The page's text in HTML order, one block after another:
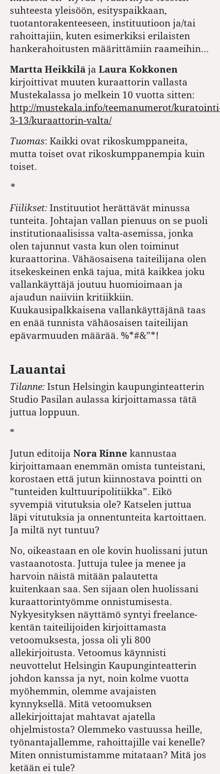
suhteesta yleisöön, esityspaikkaan,
tuotantorakenteeseen, instituutioon ja/tai
rahoittajiin, kuten esimerkiksi erilaisten
hankerahoitusten määrittämiin raameihin…
Martta Heikkilä ja Laura Kokkonen
kirjoittivat muuten kuraattorin vallasta
Mustekalassa jo melkein 10 vuotta sitten:
http://mustekala.info/teemanumerot/
3-13/kuraattorin-valta/
Tuomas: Kaikki ovat rikoskumppaneita,
mutta toiset ovat rikoskumppanempia kuin
toiset.
*
Fiilikset: Instituutiot herättävät minussa
tunteita. Johtajan vallan pienuus on se puoli
institutionaalisissa valta-asemissa, jonka
olen tajunnut vasta kun olen toiminut
kuraattorina. Vähäosaisena taiteilijana olen
itsekeskeinen enkä tajua, mitä kaikkea joku
vallankäyttäjä joutuu huomioimaan ja
ajaudun naiiviin kritiikkiin.
Kuukausipalkkaisena vallankäyttäjänä taas
en enää tunnista vähäosaisen taiteilijan
epävarmuuden määrää. %*#&”*!
Lauantai
Tilanne: Istun Helsingin kaupunginteatterin
Studio Pasilan aulassa kirjoittamassa tätä
juttua loppuun.
*
Jutun editoija Nora Rinne kannustaa
kirjoittamaan enemmän omista tunteistani,
korostaen että jutun kiinnostava pointti on
”tunteiden kulttuuripolitiikka”. Eikö
syvempiä vitutuksia ole? Katselen juttua
läpi vitutuksia ja onnentunteita kartoittaen.
Ja miltä nyt tuntuu?
No, oikeastaan en ole kovin huolissani jutun
vastaanotosta. Juttuja tulee ja menee ja
harvoin näistä mitään palautetta
kuitenkaan saa. Sen sijaan olen huolissani
kuraattorintyömme onnistumisesta.
Nykyesityksen näyttämö syntyi freelance-
kentän taiteilijoiden kirjoittamasta
vetoomuksesta, jossa oli yli 800
allekirjoitusta. Vetoomus käynnisti
neuvottelut Helsingin Kaupunginteatterin
johdon kanssa ja nyt, noin kolme vuotta
myöhemmin, olemme avajaisten
kynnyksellä. Mitä vetoomuksen
allekirjoittajat mahtavat ajatella
ohjelmistosta? Olemmeko vastuussa heille,
työnantajallemme, rahoittajille vai kenelle?
Miten onnistumistamme mitataan? Mitä jos
ketään ei tule?